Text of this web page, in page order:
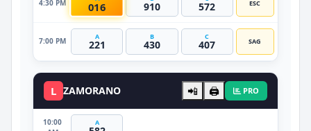
4:30 PM 016 910 572 ESC
7:00 PM A
221
B
430
C
407 SAG
L ZAMORANO 📲 🖨️ PRO
10:00
A